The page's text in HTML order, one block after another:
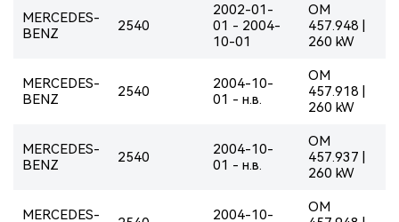
MERCEDES-
BENZ
2540
2002-01-
01 - 2004-
10-01
OM
457.948 |
260 kW
MERCEDES-
BENZ
2540
2004-10-
01 - н.в.
OM
457.918 |
260 kW
MERCEDES-
BENZ
2540
2004-10-
01 - н.в.
OM
457.937 |
260 kW
MERCEDES-
2004-10-
OM